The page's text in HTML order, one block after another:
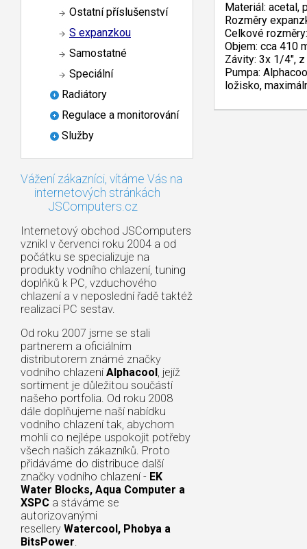
Ostatní příslušenství
S expanzkou
Samostatné
Speciální
Radiátory
Regulace a monitorování
Služby
Vážení zákazníci, vítáme Vás na
internetových stránkách
JSComputers.cz
Internetový obchod JSComputers
vznikl v červenci roku 2004 a od
počátku se specializuje na
produkty vodního chlazení, tuning
doplňků k PC, vzduchového
chlazení a v neposlední řadě taktéž
realizací PC sestav.
Od roku 2007 jsme se stali
partnerem a oficiálním
distributorem známé značky
vodního chlazení Alphacool, jejíž
sortiment je důležitou součástí
našeho portfolia. Od roku 2008
dále doplňujeme naší nabídku
vodního chlazení tak, abychom
mohli co nejlépe uspokojit potřeby
všech našich zákazníků. Proto
přidáváme do distribuce další
značky vodního chlazení - EK
Water Blocks, Aqua Computer a
XSPC a stáváme se
autorizovanými
resellery Watercool, Phobya a
BitsPower.
Materiál: acetal,
Rozměry
Celkové
Objem: cca 410
Závity: 3x 1/4",
Pumpa:
ložisko,